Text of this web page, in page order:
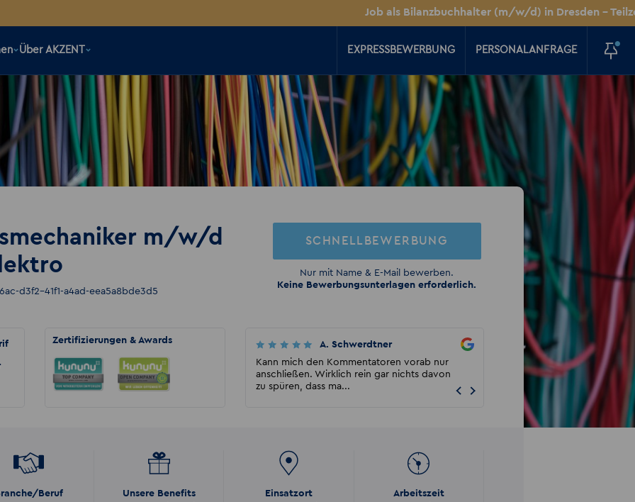
Job als Bilanzbuchhalter (m/w/d) in Dresden – Teilzeit
Über AKZENT EXPRESSBEWERBUNG PERSONALANFRAGE
m/w/d
d3f2-41f1-a4ad-eea5a8bde3d5
SCHNELLBEWERBUNG
Nur mit Name & E-Mail bewerben.
Keine Bewerbungsunterlagen erforderlich.
Zertifizierungen & Awards
Sarah Martin
Ich bin über einen längeren Zeitraum dort
angestellt gewesen und kann nur gutes
sagen. Immer ein off...
A. Schwerdtner
Kann mich den Kommentatoren vorab nur
anschließen. Wirklich rein gar nichts davon
zu spüren, dass ma...
22
Sehr freundlich freue mich auf die
Zusammenarbeit
Beruf
Unsere Benefits
Einsatzort
Arbeitszeit